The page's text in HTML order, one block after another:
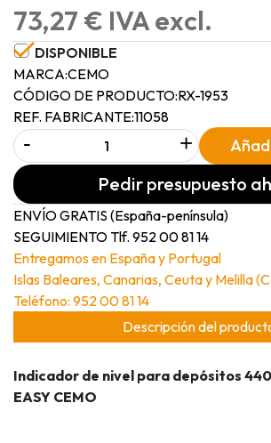
73,27 € IVA excl.
DISPONIBLE
MARCA:CEMO
CÓDIGO DE PRODUCTO:RX-1953
REF. FABRICANTE:11058
- +
Pedir presupuesto
ENVÍO GRATIS (España-península)
SEGUIMIENTO Tlf. 952 00 81 14
Entregamos en España y Portugal
Islas Baleares, Canarias, Ceuta y Melilla
Teléfono: 952 00 81 14
Descripción del
Indicador de nivel para depósitos
EASY CEMO